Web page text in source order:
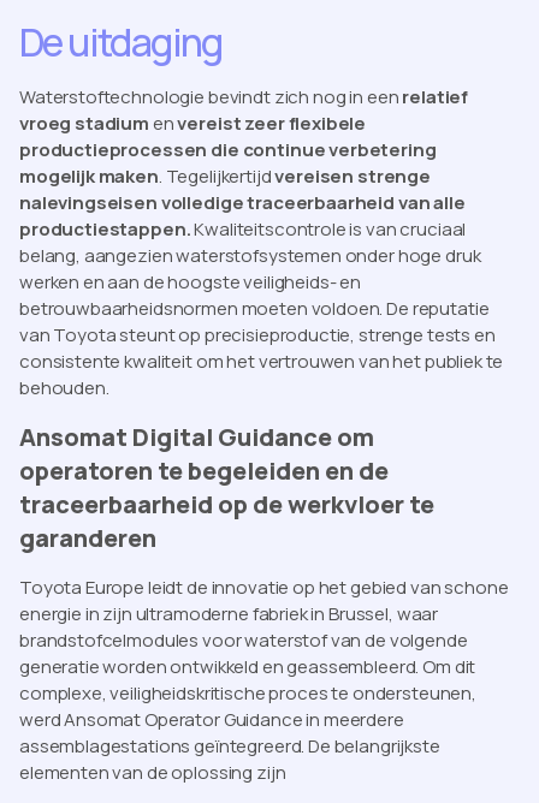
De uitdaging
Waterstoftechnologie bevindt zich nog in eenrelatief
vroeg stadium envereist zeer flexibele
productieprocessen die continue verbetering
mogelijk maken. Tegelijkertijdvereisen strenge
nalevingseisen volledige traceerbaarheid van alle
productiestappen.Kwaliteitscontrole is van cruciaal
belang, aangezien waterstofsystemen onder hoge druk
werken en aan de hoogste veiligheids- en
betrouwbaarheidsnormen moeten voldoen. De reputatie
van Toyota steunt op precisieproductie, strenge tests en
consistente kwaliteit om het vertrouwen van het publiek te
behouden.
Ansomat Digital Guidance om
operatoren te begeleiden en de
traceerbaarheid op de werkvloer te
garanderen
Toyota Europe leidt de innovatie op het gebied van schone
energie in zijn ultramoderne fabriek in Brussel, waar
brandstofcelmodules voor waterstof van de volgende
generatie worden ontwikkeld en geassembleerd. Om dit
complexe, veiligheidskritische proces te ondersteunen,
werd Ansomat Operator Guidance in meerdere
assemblagestations geïntegreerd. De belangrijkste
elementen van de oplossing zijn